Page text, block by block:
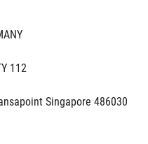
112
Singapore 486030